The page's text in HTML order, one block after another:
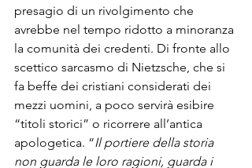
presagio di un rivolgimento che
avrebbe nel tempo ridotto a minoranza
la comunità dei credenti. Di fronte allo
scettico sarcasmo di Nietzsche, che si
fa beffe dei cristiani considerati dei
mezzi uomini, a poco servirà esibire
“titoli storici” o ricorrere all’antica
apologetica. “Il portiere della storia
non guarda le loro ragioni, guarda i